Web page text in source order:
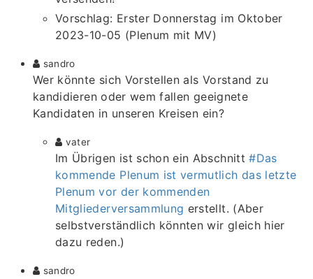
Vorschlag: Erster Donnerstag im Oktober
2023-10-05 (Plenum mit MV)
sandro
Wer könnte sich Vorstellen als Vorstand zu
kandidieren oder wem fallen geeignete
Kandidaten in unseren Kreisen ein?
vater
Im Übrigen ist schon ein Abschnitt#Das
kommende Plenum ist vermutlich das letzte
Plenum vor der kommenden
Mitgliederversammlung erstellt. (Aber
selbstverständlich könnten wir gleich hier
dazu reden.)
sandro